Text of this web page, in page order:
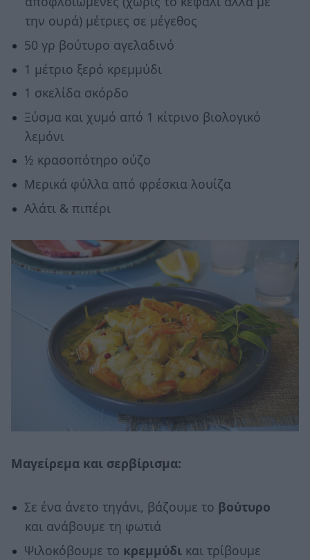
την ουρά) μέτριες σε μέγεθος
50 γρ βούτυρο αγελαδινό
1 μέτριο ξερό κρεμμύδι
1 σκελίδα σκόρδο
Ξύσμα και χυμό από 1 κίτρινο βιολογικό
λεμόνι
½ κρασοπότηρο ούζο
Μερικά φύλλα από φρέσκια λουίζα
Αλάτι & πιπέρι
Μαγείρεμα και σερβίρισμα:
Σε ένα άνετο τηγάνι, βάζουμε το βούτυρο
και ανάβουμε τη φωτιά
Ψιλοκόβουμε το κρεμμύδικαι τρίβουμε